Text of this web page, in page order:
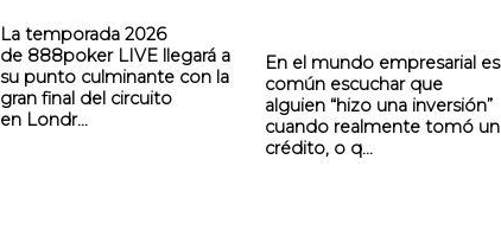
La temporada 2026
de 888poker LIVE llegará a
su punto culminante con la
gran final del circuito
en Londr...
En el mundo empresarial es
común escuchar que
alguien “hizo una inversión”
cuando realmente tomó un
crédito, o q...